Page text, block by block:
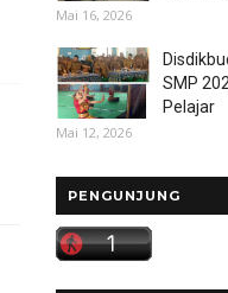
Mai 16, 2026
SMP
Pelajar
Mai 12, 2026
PENGUNJUNG